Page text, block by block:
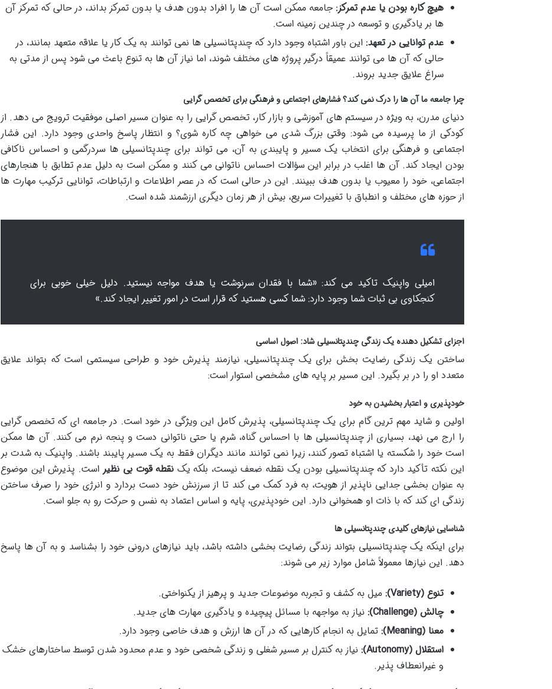
هیچ کاره بودن یا عدم تمرکز: جامعه ممکن است آن ها را افراد بدون هدف یا بدون تمرکز بداند، در حالی که تمرکز آن
ها بر یادگیری و توسعه در چندین زمینه است.
عدم توانایی در تعهد: این باور اشتباه وجود دارد که چندپتانسیلی ها نمی توانند به یک کار یا علاقه متعهد بمانند، در
حالی که آن ها می توانند عمیقاً درگیر پروژه های مختلف شوند، اما نیاز آن ها به تنوع باعث می شود پس از مدتی به
سراغ علایق جدید بروند.
چرا جامعه ما آن ها را درک نمی کند؟ فشارهای اجتماعی و فرهنگی برای تخصص گرایی
دنیای مدرن، به ویژه در سیستم های آموزشی و بازار کار، تخصص گرایی را به عنوان مسیر اصلی موفقیت ترویج می دهد. از
کودکی از ما پرسیده می شود: وقتی بزرگ شدی می خواهی چه کاره شوی؟ و انتظار پاسخ واحدی وجود دارد. این فشار
اجتماعی و فرهنگی برای انتخاب یک مسیر و پایبندی به آن، می تواند برای چندپتانسیلی ها سردرگمی و احساس ناکافی
بودن ایجاد کند. آن ها اغلب در برابر این سؤالات احساس ناتوانی می کنند و ممکن است به دلیل عدم تطابق با هنجارهای
اجتماعی، خود را معیوب یا بدون هدف ببینند. این در حالی است که در عصر اطلاعات و ارتباطات، توانایی ترکیب مهارت ها
از حوزه های مختلف و انطباق با تغییرات سریع، بیش از هر زمان دیگری ارزشمند شده است.
امیلی واپنیک تاکید می کند: «شما با فقدان سرنوشت یا هدف مواجه نیستید. دلیل خیلی خوبی برای
کنجکاوی بی ثبات شما وجود دارد: شما کسی هستید که قرار است در امور تغییر ایجاد کند.»
اجزای تشکیل دهنده یک زندگی چندپتانسیلی شاد: اصول اساسی
ساختن یک زندگی رضایت بخش برای یک چندپتانسیلی، نیازمند پذیرش خود و طراحی سیستمی است که بتواند علایق
متعدد او را در بر بگیرد. این مسیر بر پایه های مشخصی استوار است:
خودپذیری و اعتبار بخشیدن به خود
اولین و شاید مهم ترین گام برای یک چندپتانسیلی، پذیرش کامل این ویژگی در خود است. در جامعه ای که تخصص گرایی
را ارج می نهد، بسیاری از چندپتانسیلی ها با احساس گناه، شرم یا حتی ناتوانی دست و پنجه نرم می کنند. آن ها ممکن
است خود را شکسته یا اشتباه تصور کنند، زیرا نمی توانند مانند دیگران فقط به یک مسیر پایبند باشند. واپنیک به شدت بر
این نکته تأکید دارد که چندپتانسیلی بودن یک نقطه ضعف نیست، بلکه یک نقطه قوت بی نظیر است. پذیرش این موضوع
به عنوان بخشی جدایی ناپذیر از هویت، به فرد کمک می کند تا از سرزنش خود دست بردارد و انرژی خود را صرف ساختن
زندگی ای کند که با ذات او همخوانی دارد. این خودپذیری، پایه و اساس اعتماد به نفس و حرکت رو به جلو است.
شناسایی نیازهای کلیدی چندپتانسیلی ها
برای اینکه یک چندپتانسیلی بتواند زندگی رضایت بخشی داشته باشد، باید نیازهای درونی خود را بشناسد و به آن ها پاسخ
دهد. این نیازها معمولاً شامل موارد زیر می شوند:
تنوع (Variety):
میل به کشف و تجربه موضوعات جدید و پرهیز از یکنواختی.
چالش (Challenge):
نیاز به مواجهه با مسائل پیچیده و یادگیری مهارت های جدید.
معنا (Meaning):
تمایل به انجام کارهایی که در آن ها ارزش و هدف خاصی وجود دارد.
استقلال (Autonomy):
نیاز به کنترل بر مسیر شغلی و زندگی شخصی خود و عدم محدود شدن توسط ساختارهای خشک
و غیرانعطاف پذیر.